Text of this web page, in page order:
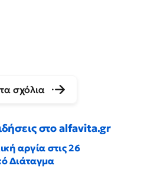
τα σχόλια
στο alfavita.gr
αργία στις 26
Διάταγμα